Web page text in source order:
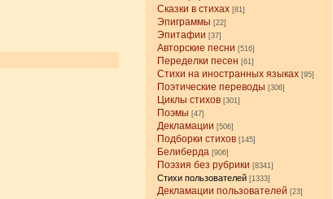
Сказки в стихах [81]
Эпиграммы [22]
Эпитафии [37]
Авторские песни [516]
Переделки песен [61]
Стихи на иностранных языках [95]
Поэтические переводы [306]
Циклы стихов [301]
Поэмы [47]
Декламации [506]
Подборки стихов [145]
Белиберда [906]
Поэзия без рубрики [8341]
Стихи пользователей [1333]
Декламации пользователей [23]